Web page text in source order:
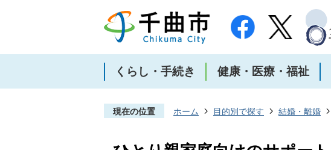
くらし・手続き 健康・医療・福祉
現在の位置 ホーム 目的別で探す 結婚・離婚